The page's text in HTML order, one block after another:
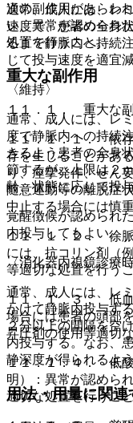
次の副作用があらわ
い、異常が認められ
処置を行うこと。
重大な副作用
１１．１． 重大な
１１．１．１． 依
存を生じることがあ
り、痙攣発作、せん
随意運動等の離脱症
中止する場合には慎
１１．１．２． 徐
には、抗コリン剤（
等適切な処置を行う
１１．１．３． 低
場合には患者の頭部
昇圧剤の使用等適切
１１．１．４． 低
明）：異常が認めら
適切な処置を行うこ
通常、成人には、レ
速度で、患者の全身
るまで静脈内へ持続
じて投与速度を適宜
〈維持〉
通常、成人には、レ
度で静脈内への持続
きるよう患者の全身
節するが、上限は２
齢、状態に応じて投
覚醒徴候が認められ
内投与してもよい。
〈消化器内視鏡診療
通常、成人には、レ
かけて静脈内投与す
２分以上の間隔を空
内投与する。なお、
静深度が得られるよ
用法・用量に関連